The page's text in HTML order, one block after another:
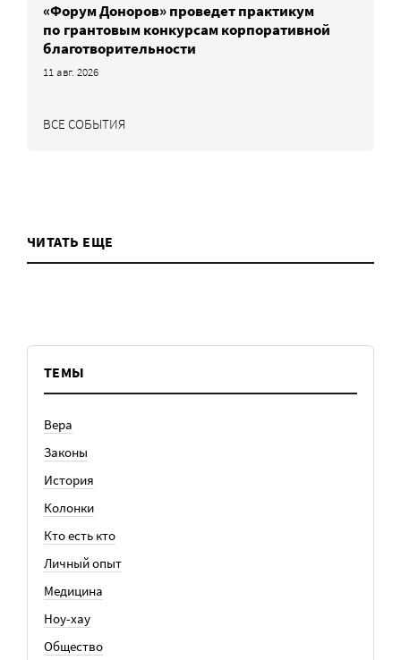
«Форум Доноров» проведет практикум
по грантовым конкурсам корпоративной
благотворительности
11 авг. 2026
ВСЕ СОБЫТИЯ
ЧИТАТЬ ЕЩЕ
ТЕМЫ
Вера
Законы
История
Колонки
Кто есть кто
Личный опыт
Медицина
Ноу-хау
Общество